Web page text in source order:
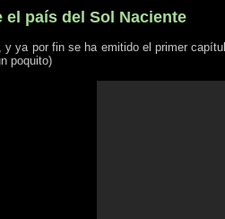
el país del Sol Naciente
y ya por fin se ha emitido el primer
poquito)